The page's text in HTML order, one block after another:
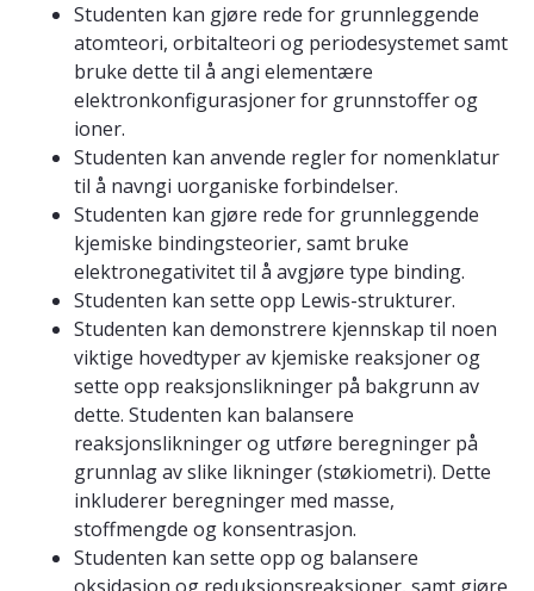
Studenten kan gjøre rede for grunnleggende
atomteori, orbitalteori og periodesystemet samt
bruke dette til å angi elementære
elektronkonfigurasjoner for grunnstoffer og
ioner.
Studenten kan anvende regler for nomenklatur
til å navngi uorganiske forbindelser.
Studenten kan gjøre rede for grunnleggende
kjemiske bindingsteorier, samt bruke
elektronegativitet til å avgjøre type binding.
Studenten kan sette opp Lewis-strukturer.
Studenten kan demonstrere kjennskap til noen
viktige hovedtyper av kjemiske reaksjoner og
sette opp reaksjonslikninger på bakgrunn av
dette. Studenten kan balansere
reaksjonslikninger og utføre beregninger på
grunnlag av slike likninger (støkiometri). Dette
inkluderer beregninger med masse,
stoffmengde og konsentrasjon.
Studenten kan sette opp og balansere